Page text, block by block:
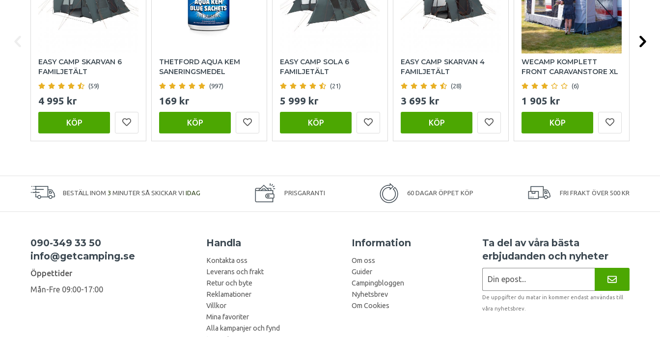
EASY CAMP SKARVAN 6
FAMILJETÄLT
(59)
4 995 kr
KÖP
THETFORD AQUA KEM
SANERINGSMEDEL
(997)
169 kr
KÖP
EASY CAMP SOLA 6
FAMILJETÄLT
(21)
5 999 kr
KÖP
EASY CAMP SKARVAN 4
FAMILJETÄLT
(28)
3 695 kr
KÖP
WECAMP KOMPLETT
FRONT CARAVANSTORE XL
(6)
1 905 kr
KÖP
BESTÄLL INOM 3 MINUTER SÅ SKICKAR VI IDAG PRISGARANTI 60 DAGAR ÖPPET KÖP FRI FRAKT ÖVER 500 KR
090-349 33 50
info@getcamping.se
Öppettider
Mån-Fre 09:00-17:00
Handla
Kontakta oss
Leverans och frakt
Retur och byte
Reklamationer
Villkor
Mina favoriter
Alla kampanjer och fynd
Information
Om oss
Guider
Campingbloggen
Nyhetsbrev
Om Cookies
Ta del av våra bästa
erbjudanden och nyheter
De uppgifter du matar in kommer endast användas till
våra nyhetsbrev.